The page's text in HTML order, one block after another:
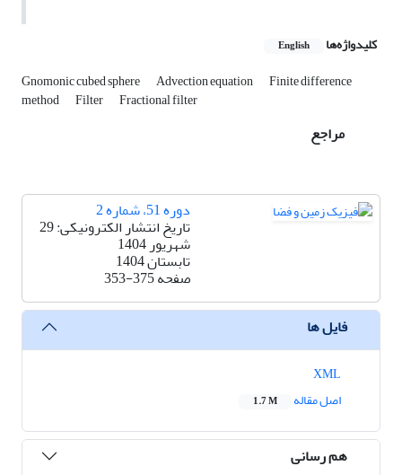
کلیدواژه‌ها English
Gnomonic cubed sphere Advection equation Finite difference
method Filter Fractional filter
مراجع
دوره 51، شماره 2
تاریخ انتشار الکترونیکی: 29
شهریور 1404
تابستان 1404
صفحه353-375
فایل ها
اصل مقاله
1.7 M
هم رسانی